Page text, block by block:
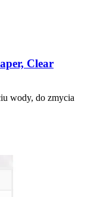
Clear
wody, do zmycia